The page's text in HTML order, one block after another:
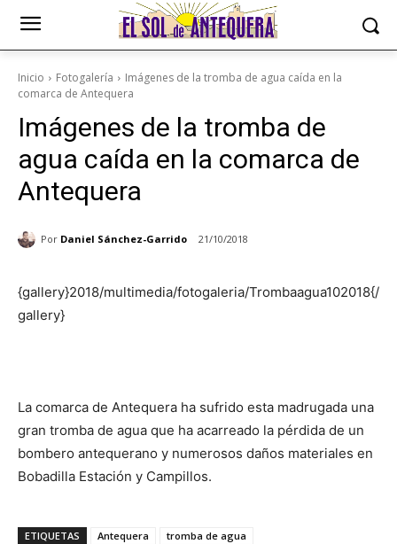
Inicio Fotogalería
Imágenes de la tromba de agua caída en la
comarca de Antequera
Imágenes de la tromba de
agua caída en la comarca de
Antequera
Por Daniel Sánchez-Garrido 21/10/2018
{gallery}2018/multimedia/fotogaleria/Trombaagua102018{/
gallery}
La comarca de Antequera ha sufrido esta madrugada una
gran tromba de agua que ha acarreado la pérdida de un
bombero antequerano y numerosos daños materiales en
Bobadilla Estación y Campillos.
ETIQUETAS Antequera tromba de agua